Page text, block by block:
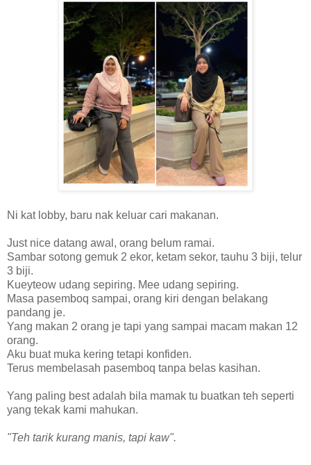
Ni kat lobby, baru nak keluar cari makanan.
Just nice datang awal, orang belum ramai.
Sambar sotong gemuk 2 ekor, ketam sekor, tauhu 3 biji, telur
3 biji.
Kueyteow udang sepiring. Mee udang sepiring.
Masa pasemboq sampai, orang kiri dengan belakang
pandang je.
Yang makan 2 orang je tapi yang sampai macam makan 12
orang.
Aku buat muka kering tetapi konfiden.
Terus membelasah pasemboq tanpa belas kasihan.
Yang paling best adalah bila mamak tu buatkan teh seperti
yang tekak kami mahukan.
"Teh tarik kurang manis, tapi kaw".